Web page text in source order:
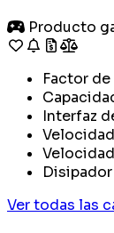
Producto
Factor
Interfaz
Ver todas las